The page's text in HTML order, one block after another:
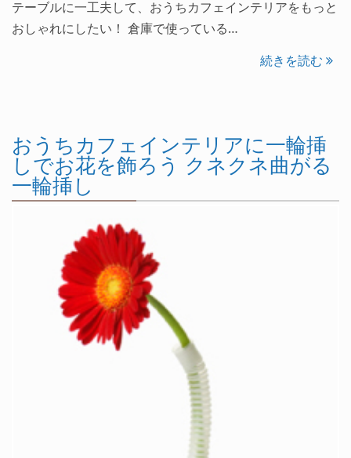
テーブルに一工夫して、おうちカフェインテリアをもっと
おしゃれにしたい！ 倉庫で使っている…
続きを読む
おうちカフェインテリアに一輪挿
しでお花を飾ろう クネクネ曲がる
一輪挿し